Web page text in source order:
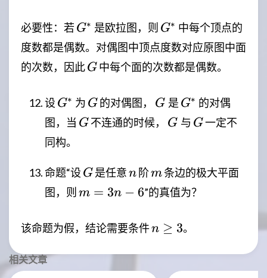
必要性：若 G^*
G∗ 是欧拉图，则 G^*
G∗ 中每个顶点的
度数都是偶数。对偶图中顶点度数对应原图中面
的次数，因此G
G 中每个面的次数都是偶数。
设 G^*
G∗ 为 G
G 的对偶图， G^{}
G 是 G^*
G∗ 的对偶
图，当 G
G 不连通的时候， G^{}
G 与 G
G一定不
同构。
命题“设 G
G 是任意n
n 阶m
m条边的极大平面
图，则 m=3n-
m = 3n − 6”的真值为？
该命题为假，结论需要条件n\geq
n ≥ 3。
相关文章